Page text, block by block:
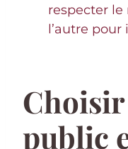
respecter
l’autre
public